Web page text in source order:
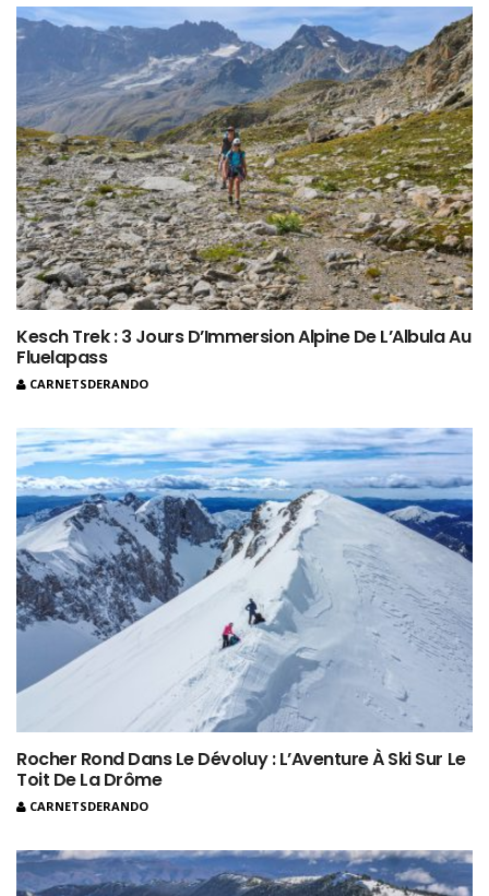
Kesch Trek : 3 Jours D’Immersion Alpine De L’Albula Au
Fluelapass
CARNETSDERANDO
Rocher Rond Dans Le Dévoluy : L’Aventure À Ski Sur Le
Toit De La Drôme
CARNETSDERANDO